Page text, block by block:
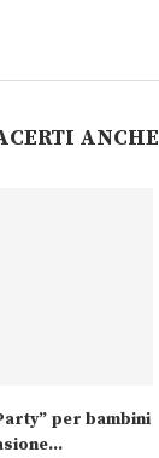
ANCHE
per bambini